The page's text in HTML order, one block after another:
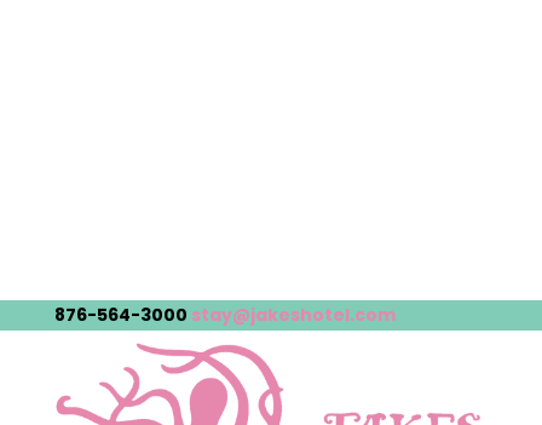
876-564-3000 stay@jakeshotel.com